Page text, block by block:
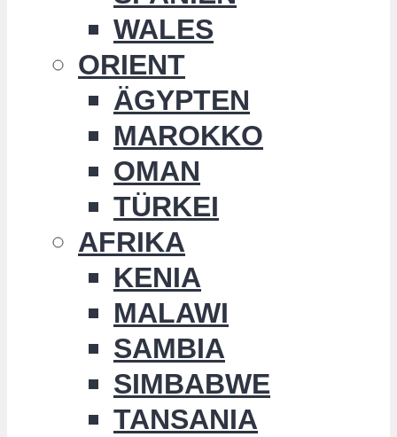
WALES
ORIENT
ÄGYPTEN
MAROKKO
OMAN
TÜRKEI
AFRIKA
KENIA
MALAWI
SAMBIA
SIMBABWE
TANSANIA